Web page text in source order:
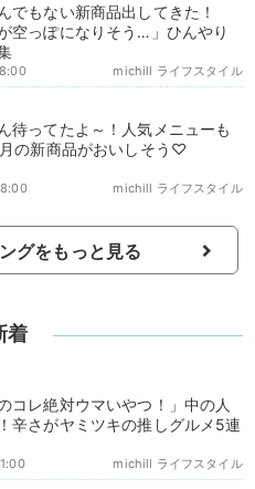
でもない新商品出してきた！
空っぽになりそう…」ひんやり
michill ライフスタイル
待ってたよ～！人気メニューも
の新商品がおいしそう♡
michill ライフスタイル
グをもっと見る
着
コレ絶対ウマいやつ！」中の人
辛さがヤミツキの推しグルメ5連
michill ライフスタイル